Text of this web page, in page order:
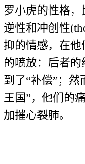
罗小虎的性格
逆性和冲创性
抑的情感，在
的喷放：后者
到了“补偿”；然
王国”，他们的
加摧心裂肺。